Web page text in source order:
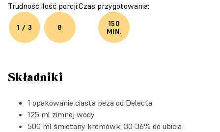
Trudność:
1 / 3
Ilość porcji:
8
Czas przygotowania:
150
MIN.
Składniki
1 opakowanie ciasta beza od Delecta
125 ml zimnej wody
500 ml śmietany kremówki 30-36% do ubicia